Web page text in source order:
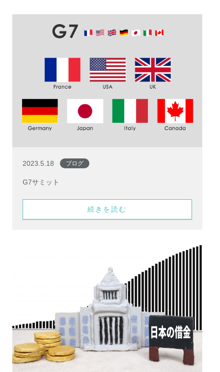
2023.5.18 ブログ
G7サミット
続きを読む